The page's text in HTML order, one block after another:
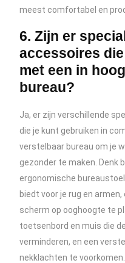
meest comfortabel en
6. Zijn er
accessoires
met een in
bureau?
Ja, er zijn verschillende
die je kunt gebruiken in
verstelbaar bureau om je
gezonder te maken. Denk
ergonomische
biedt voor je rug en
scherm op ooghoogte te
toetsenbord en muis die
verminderen, en een
nekklachten te